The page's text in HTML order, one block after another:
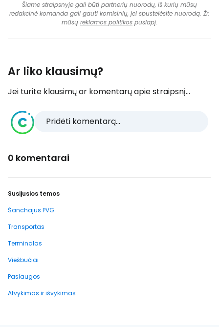
Šiame straipsnyje gali būti partnerių nuorodų, iš kurių mūsų
redakcinė komanda gali gauti komisinių, jei spustelėsite nuorodą. Žr.
mūsų reklamos politikos puslapį.
Ar liko klausimų?
Jei turite klausimų ar komentarų apie straipsnį...
Pridėti komentarą...
0 komentarai
Susijusios temos
Šanchajus PVG
Transportas
Terminalas
Viešbučiai
Paslaugos
Atvykimas ir išvykimas